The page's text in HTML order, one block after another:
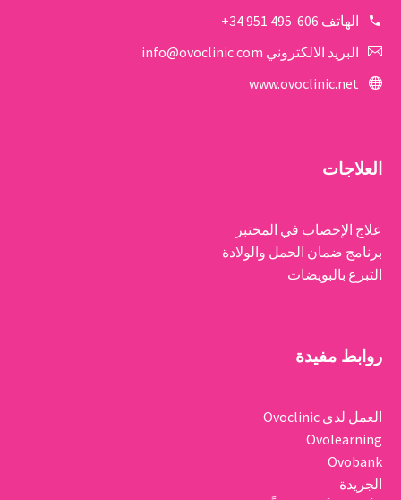
الهاتف 606 495 951 34+
البريد الالكتروني info@ovoclinic.com
www.ovoclinic.net
العلاجات
علاج الإخصاب في المختبر
برنامج ضمان الحمل والولادة
التبرع بالبويضات
روابط مفيدة
العمل لدى Ovoclinic
Ovolearning
Ovobank
الجريدة